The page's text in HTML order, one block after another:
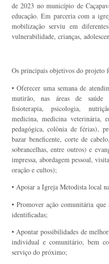
de 2023 no município de
educação. Em parceria com a
mobilização serviu em
vulnerabilidade, crianças,
Os principais objetivos do projeto
• Oferecer uma semana de
mutirão, nas áreas de saúde
fisioterapia, psicologia,
medicina, medicina veterinária,
pedagógica, colônia de férias),
bazar beneficente, corte de
sobrancelhas, entre outros) e
impressa, abordagem pessoal,
oração e cultos);
• Apoiar a Igreja Metodista local
• Promover ação comunitária que
identificadas;
• Apontar possibilidades de
individual e comunitário, bem
serviço do próximo;